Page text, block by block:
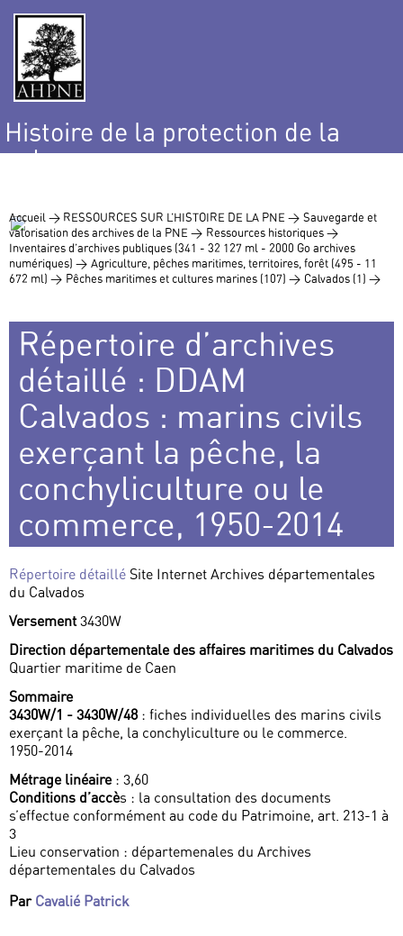
Histoire de la protection de la
nature
Accueil > RESSOURCES SUR L’HISTOIRE DE LA PNE > Sauvegarde et
valorisation des archives de la PNE > Ressources historiques >
Inventaires d’archives publiques (341 - 32 127 ml - 2000 Go archives
numériques) > Agriculture, pêches maritimes, territoires, forêt (495 - 11
672 ml) > Pêches maritimes et cultures marines (107) > Calvados (1) >
Répertoire d’archives
détaillé : DDAM
Calvados : marins civils
exerçant la pêche, la
conchyliculture ou le
commerce, 1950-2014
Répertoire détaillé Site Internet Archives départementales
du Calvados
Versement3430W
Direction départementale des affaires maritimes du Calvados
Quartier maritime de Caen
Sommaire
3430W/1 - 3430W/48: fiches individuelles des marins civils
exerçant la pêche, la conchyliculture ou le commerce.
1950-2014
Métrage linéaire: 3,60
Conditions d’accès : la consultation des documents
s’effectue conformément au code du Patrimoine, art. 213-1 à
3
Lieu conservation : départemenales du Archives
départementales du Calvados
Par Cavalié Patrick